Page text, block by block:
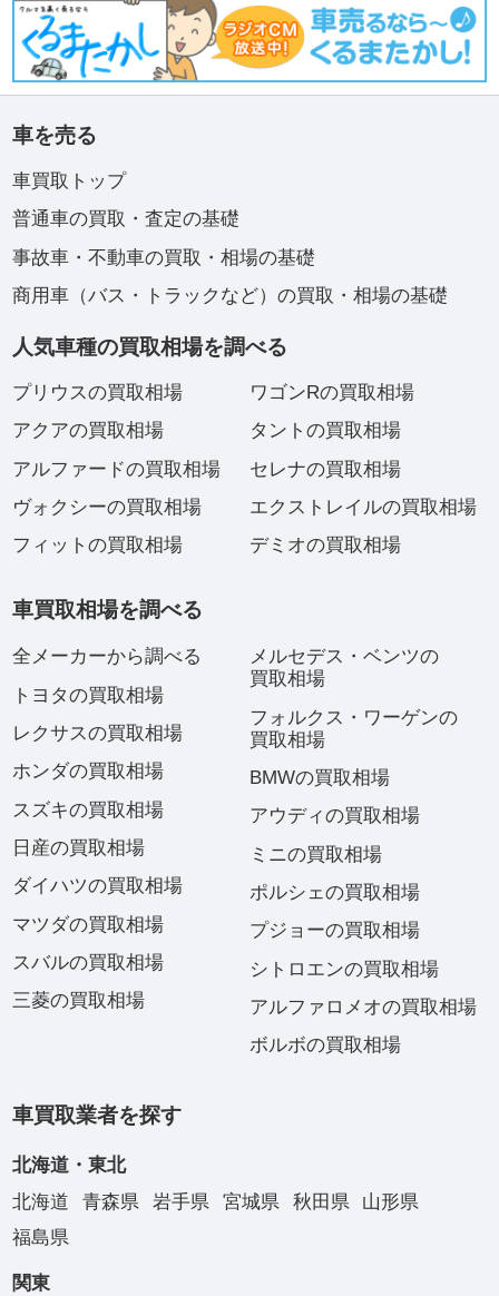
車を売る
車買取トップ
普通車の買取・査定の基礎
事故車・不動車の買取・相場の基礎
商用車（バス・トラックなど）の買取・相場の基礎
人気車種の買取相場を調べる
プリウスの買取相場
アクアの買取相場
アルファードの買取相場
ヴォクシーの買取相場
フィットの買取相場
ワゴンRの買取相場
タントの買取相場
セレナの買取相場
エクストレイルの買取相場
デミオの買取相場
車買取相場を調べる
全メーカーから調べる
トヨタの買取相場
レクサスの買取相場
ホンダの買取相場
スズキの買取相場
日産の買取相場
ダイハツの買取相場
マツダの買取相場
スバルの買取相場
三菱の買取相場
メルセデス・ベンツの
買取相場
フォルクス・ワーゲンの
買取相場
BMWの買取相場
アウディの買取相場
ミニの買取相場
ポルシェの買取相場
プジョーの買取相場
シトロエンの買取相場
アルファロメオの買取相場
ボルボの買取相場
車買取業者を探す
北海道・東北
北海道
青森県 岩手県 宮城県 秋田県
山形県
福島県
関東